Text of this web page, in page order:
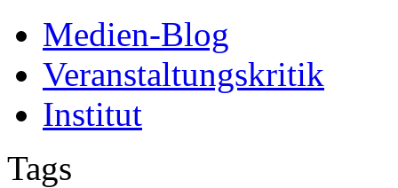
Medien-Blog
Veranstaltungskritik
Institut
Tags